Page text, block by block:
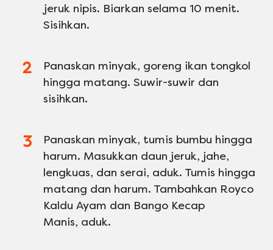
jeruk nipis. Biarkan selama 10 menit.
Sisihkan.
Panaskan minyak, goreng ikan tongkol
hingga matang. Suwir-suwir dan
sisihkan.
Panaskan minyak, tumis bumbu hingga
harum. Masukkan daun jeruk, jahe,
lengkuas, dan serai, aduk. Tumis hingga
matang dan harum. Tambahkan Royco
Kaldu Ayam dan Bango Kecap
Manis, aduk.